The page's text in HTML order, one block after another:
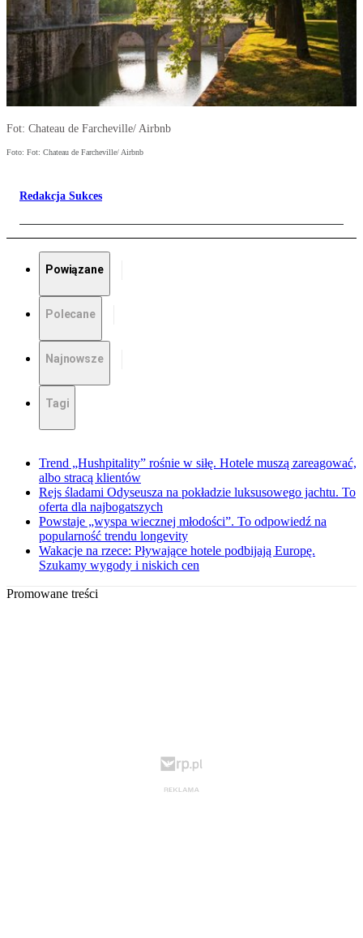
Fot: Chateau de Farcheville/ Airbnb
Foto: Fot: Chateau de Farcheville/ Airbnb
Redakcja Sukces
Powiązane
Polecane
Najnowsze
Tagi
Trend „Hushpitality” rośnie w siłę. Hotele muszą zareagować,
albo stracą klientów
Rejs śladami Odyseusza na pokładzie luksusowego jachtu. To
oferta dla najbogatszych
Powstaje „wyspa wiecznej młodości”. To odpowiedź na
popularność trendu longevity
Wakacje na rzece: Pływające hotele podbijają Europę.
Szukamy wygody i niskich cen
Promowane treści